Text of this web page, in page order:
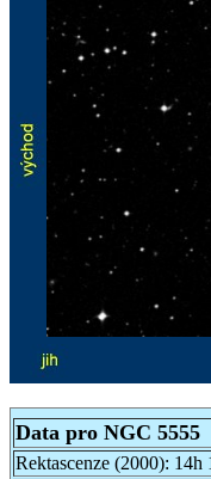
Data pro NGC 5555
Rektascenze (2000): 14h